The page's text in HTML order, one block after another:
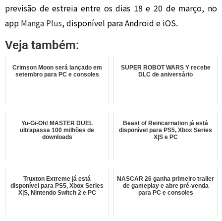
previsão de estreia entre os dias 18 e 20 de março, no
app Manga Plus, disponível para Android e iOS.
Veja também:
Crimson Moon será lançado em
setembro para PC e consoles
SUPER ROBOT WARS Y recebe
DLC de aniversário
Yu-Gi-Oh! MASTER DUEL
ultrapassa 100 milhões de
downloads
Beast of Reincarnation já está
disponível para PS5, Xbox Series
X|S e PC
Truxton Extreme já está
disponível para PS5, Xbox Series
X|S, Nintendo Switch 2 e PC
NASCAR 26 ganha primeiro trailer
de gameplay e abre pré-venda
para PC e consoles